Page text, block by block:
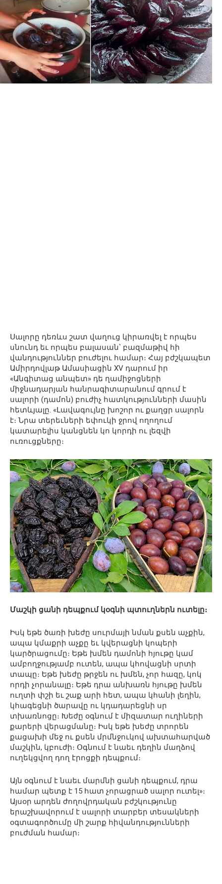
Սալորը դեռևս շատ վաղուց կիրառվել է որպես
սնունդ եւ որպես բալասան՝ բազմաթիվ հի
վանդություններ բուժելու համար։ Հայ բժշկապետ
Ամիրդովլաթ Ամասիացին XV դարում իր
«Անգիտաց անպետ» դե ղամիջոցների
միջնադարյան հանրագիտարանում գրում է
սալորի (դամոն) բուժիչ հատկությունների մասին
հետևյալը. «Լավագույնը խոշոր ու քաղցր սալորն
է։ Նրա տերեւների եփուկի ջրով ողողում
կատարելիս կանցնեն կո կորդի ու լեզվի
ուռուցքները։
Մաշկի ցանի դեպքում կօգնի պտուղներն ուտելը։
Իսկ եթե ծառի խեժը սուրմայի նման քսեն աչքին,
ապա կմաքրի աչքը եւ կվերացնի կոպերի
կարծրացումը։ Եթե խմեն դամոնի հյութը կամ
ամբողջությամբ ուտեն, ապա կհովացնի սրտի
տապը։ Եթե խեժը թրջեն ու խմեն, չոր հազը, կոկ
որդի չորանալը։ Եթե դրա անխառն հյութը խմեն
ուղտի փշի եւ շաք արի հետ, ապա կհանի լեղին,
կհագեցնի ծարավը ու կդադարեցնի սր
տխառնոցը։ Խեժը օգնում է միզատար ուղիների
քարերի վերացմանը։ Իսկ եթե խեժը տրորեն
քացախի մեջ ու քսեն մրմնջուկով ախտահարված
մաշկին, կբուժի։ Օգնում է նաեւ դեղին մաղձով
ուղեկցվող դող էրոցքի դեպքում։
Այն օգնում է նաեւ մարմնի ցանի դեպքում, դրա
համար պետք է 15 հատ չորացրած սալոր ուտել»։
Այսօր արդեն ժողովրդական բժշկությունը
երաշխավորում է սալորի տարբեր տեսակների
օգտագործումը մի շարք հիվանդությունների
բուժման համար։